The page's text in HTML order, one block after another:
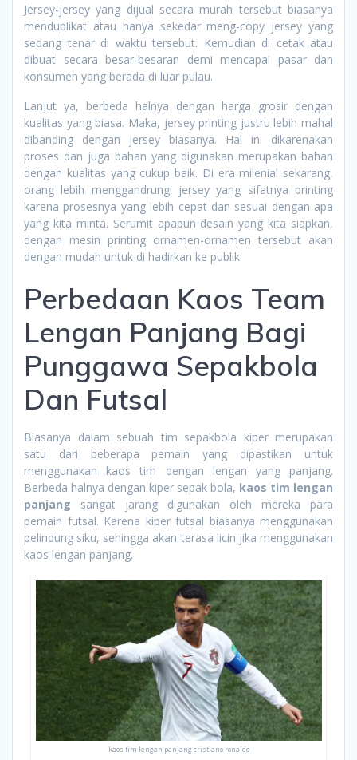
Jersey-jersey yang dijual secara murah tersebut biasanya
menduplikat atau hanya sekedar meng-copy jersey yang
sedang tenar di waktu tersebut. Kemudian di cetak atau
dibuat secara besar-besaran demi mencapai pasar dan
konsumen yang berada di luar pulau.
Lanjut ya, berbeda halnya dengan harga grosir dengan
kualitas yang biasa. Maka, jersey printing justru lebih mahal
dibanding dengan jersey biasanya. Hal ini dikarenakan
proses dan juga bahan yang digunakan merupakan bahan
dengan kualitas yang cukup baik. Di era milenial sekarang,
orang lebih menggandrungi jersey yang sifatnya printing
karena prosesnya yang lebih cepat dan sesuai dengan apa
yang kita minta. Serumit apapun desain yang kita siapkan,
dengan mesin printing ornamen-ornamen tersebut akan
dengan mudah untuk di hadirkan ke publik.
Perbedaan Kaos Team
Lengan Panjang Bagi
Punggawa Sepakbola
Dan Futsal
Biasanya dalam sebuah tim sepakbola kiper merupakan
satu dari beberapa pemain yang dipastikan untuk
menggunakan kaos tim dengan lengan yang panjang.
Berbeda halnya dengan kiper sepak bola, kaos tim lengan
panjang sangat jarang digunakan oleh mereka para
pemain futsal. Karena kiper futsal biasanya menggunakan
pelindung siku, sehingga akan terasa licin jika menggunakan
kaos lengan panjang.
kaos tim lengan panjang cristiano ronaldo